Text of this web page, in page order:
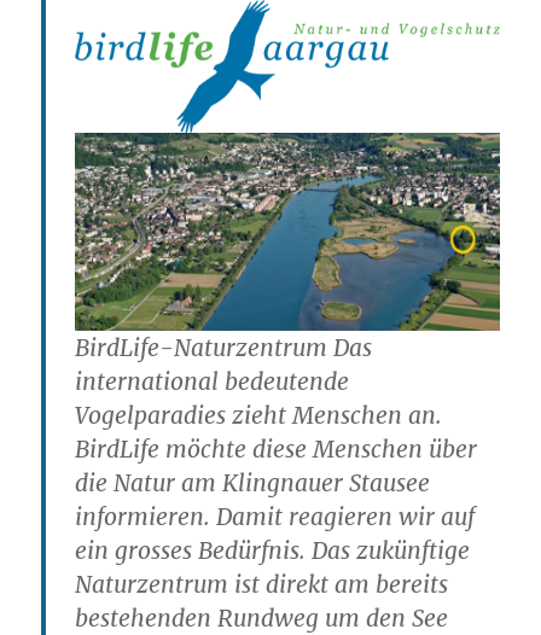
BirdLife-Naturzentrum Das
international bedeutende
Vogelparadies zieht Menschen an.
BirdLife möchte diese Menschen über
die Natur am Klingnauer Stausee
informieren. Damit reagieren wir auf
ein grosses Bedürfnis. Das zukünftige
Naturzentrum ist direkt am bereits
bestehenden Rundweg um den See